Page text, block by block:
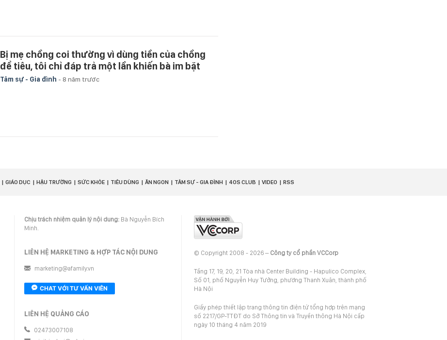
Bị mẹ chồng coi thường vì dùng tiền của chồng
để tiêu, tôi chỉ đáp trả một lần khiến bà im bặt
Tâm sự - Gia đình - 8 năm trước
GIÁO DỤC HẬU TRƯỜNG SỨC KHỎE TIÊU DÙNG ĂN NGON TÂM SỰ - GIA ĐÌNH 40S CLUB VIDEO RSS
Chịu trách nhiệm quản lý nội dung: Bà Nguyễn Bích
Minh.
LIÊN HỆ MARKETING & HỢP TÁC NỘI DUNG
marketing@afamily.vn
CHAT VỚI TƯ VẤN VIÊN
LIÊN HỆ QUẢNG CÁO
02473007108
© Copyright 2008 - 2026 – Công ty cổ phần VCCorp
Tầng 17, 19, 20, 21 Tòa nhà Center Building - Hapulico Complex,
Số 01, phố Nguyễn Huy Tưởng, phường Thanh Xuân, thành phố
Hà Nội
Giấy phép thiết lập trang thông tin điện tử tổng hợp trên mạng
số 2217/GP-TTĐT do Sở Thông tin và Truyền thông Hà Nội cấp
ngày 10 tháng 4 năm 2019